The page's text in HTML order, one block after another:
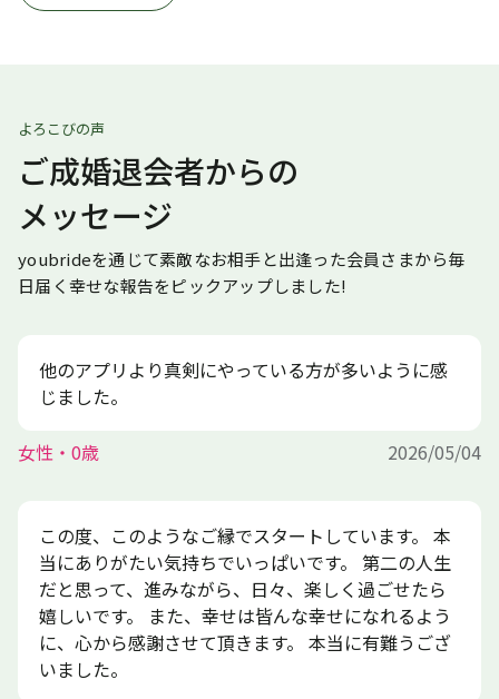
よろこびの声
ご成婚退会者からの
メッセージ
youbrideを通じて素敵なお相手と出逢った会員さまから毎
日届く幸せな報告をピックアップしました!
他のアプリより真剣にやっている方が多いように感
じました。
女性・0歳 2026/05/04
この度、このようなご縁でスタートしています。 本
当にありがたい気持ちでいっぱいです。 第二の人生
だと思って、進みながら、日々、楽しく過ごせたら
嬉しいです。 また、幸せは皆んな幸せになれるよう
に、心から感謝させて頂きます。 本当に有難うござ
いました。